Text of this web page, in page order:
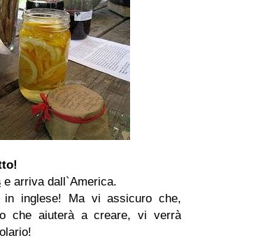
e arriva dall`America.
inglese! Ma vi assicuro che,
che aiuterà a creare, vi verrà